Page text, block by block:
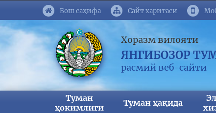
Бош саҳифа Сайт харитаси
Хоразм вилояти
ЯНГИБОЗОР
расмий веб-сайти
Туман
ҳокимлиги
Туман ҳақида